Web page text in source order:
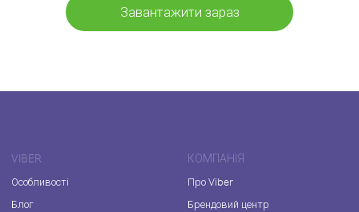
Завантажити зараз
VIBER
Особливості
Блог
КОМПАНІЯ
Про Viber
Брендовий центр